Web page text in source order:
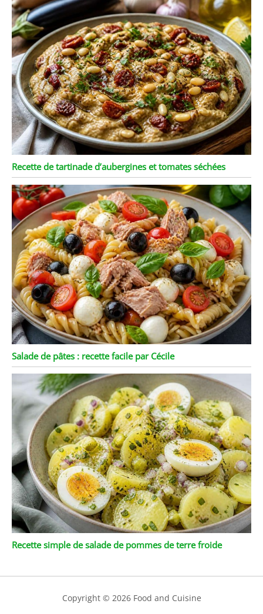
Recette de tartinade d’aubergines et tomates séchées
Salade de pâtes : recette facile par Cécile
Recette simple de salade de pommes de terre froide
Copyright © 2026 Food and Cuisine